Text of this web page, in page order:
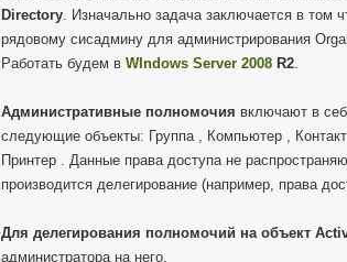
Directory. Изначально задача заключается в том
рядовому сисадмину для администрирования
Работать будем в WIndows Server 2008 R2.
Административные полномочия включают в
следующие объекты: Группа , Компьютер ,
Принтер . Данные права доступа не
производится делегирование (например, права
Для делегирования полномочий на объект
администратора на него.